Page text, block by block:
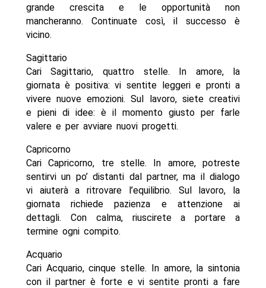
grande crescita e le opportunità non
mancheranno. Continuate così, il successo è
vicino.
Sagittario
Cari Sagittario, quattro stelle. In amore, la
giornata è positiva: vi sentite leggeri e pronti a
vivere nuove emozioni. Sul lavoro, siete creativi
e pieni di idee: è il momento giusto per farle
valere e per avviare nuovi progetti.
Capricorno
Cari Capricorno, tre stelle. In amore, potreste
sentirvi un po’ distanti dal partner, ma il dialogo
vi aiuterà a ritrovare l’equilibrio. Sul lavoro, la
giornata richiede pazienza e attenzione ai
dettagli. Con calma, riuscirete a portare a
termine ogni compito.
Acquario
Cari Acquario, cinque stelle. In amore, la sintonia
con il partner è forte e vi sentite pronti a fare